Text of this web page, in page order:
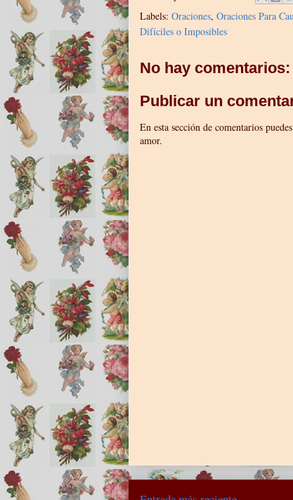
Labels: Oraciones, Oraciones Para
Difíciles o Imposibles
No hay comentarios:
Publicar un
En esta sección de comentarios
amor.